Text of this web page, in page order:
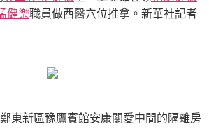
健樂職員做西醫穴位推拿。新華社記者
東新區豫鷹賓館安康關愛中間的隔離房